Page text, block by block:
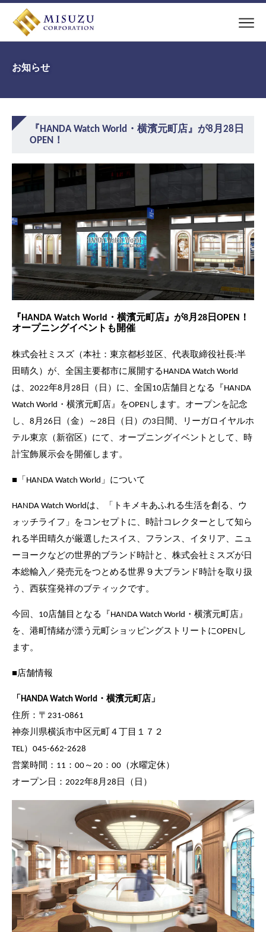
お知らせ
『HANDA Watch World・横濱元町店』が8月28日
OPEN！
『HANDA Watch World・横濱元町店』が8月28日OPEN！
オープニングイベントも開催
株式会社ミスズ（本社：東京都杉並区、代表取締役社長:半
田晴久）が、全国主要都市に展開するHANDA Watch World
は、2022年8月28日（日）に、全国10店舗目となる『HANDA
Watch World・横濱元町店』をOPENします。オープンを記念
し、8月26日（金）～28日（日）の3日間、リーガロイヤルホ
テル東京（新宿区）にて、オープニングイベントとして、時
計宝飾展示会を開催します。
■「HANDA Watch World」について
HANDA Watch Worldは、「トキメキあふれる生活を創る、ウ
ォッチライフ」をコンセプトに、時計コレクターとして知ら
れる半田晴久が厳選したスイス、フランス、イタリア、ニュ
ーヨークなどの世界的ブランド時計と、株式会社ミスズが日
本総輸入／発売元をつとめる世界９大ブランド時計を取り扱
う、西荻窪発祥のブティックです。
今回、10店舗目となる『HANDA Watch World・横濱元町店』
を、港町情緒が漂う元町ショッピングストリートにOPENし
ます。
■店舗情報
「HANDA Watch World・横濱元町店」
住所：〒231-0861
神奈川県横浜市中区元町４丁目１７２
TEL）045-662-2628
営業時間：11：00～20：00（水曜定休）
オープン日：2022年8月28日（日）